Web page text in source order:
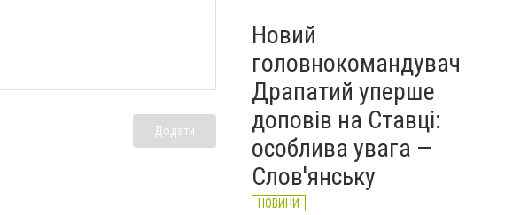
Додати
Новий
головнокомандувач
Драпатий уперше
доповів на Ставці:
особлива увага —
Слов'янську
НОВИНИ